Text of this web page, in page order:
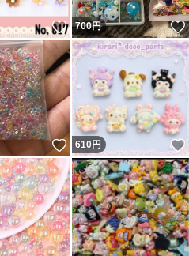
いいね！
700円
いいね！
610円